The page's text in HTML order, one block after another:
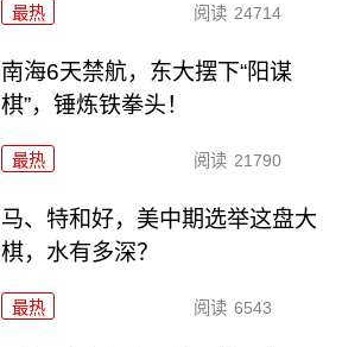
最热 阅读 24714
南海6天禁航，东大摆下“阳谋
棋”，锤炼铁拳头！
最热 阅读 21790
马、特和好，美中期选举这盘大
棋，水有多深？
最热 阅读 6543